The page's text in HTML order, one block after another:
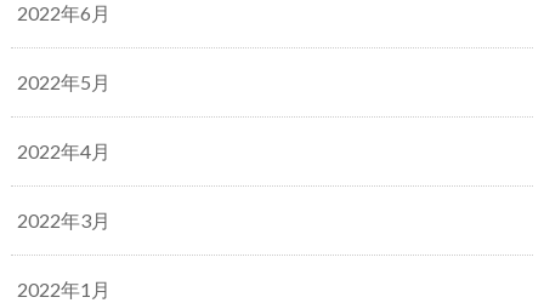
2022年6月
2022年5月
2022年4月
2022年3月
2022年1月